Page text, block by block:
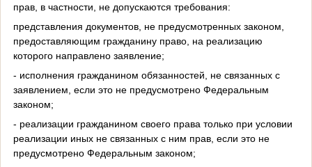
прав, в частности, не допускаются требования:
представления документов, не предусмотренных законом,
предоставляющим гражданину право, на реализацию
которого направлено заявление;
- исполнения гражданином обязанностей, не связанных с
заявлением, если это не предусмотрено Федеральным
законом;
- реализации гражданином своего права только при условии
реализации иных не связанных с ним прав, если это не
предусмотрено Федеральным законом;